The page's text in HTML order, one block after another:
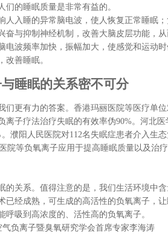
的睡眠质量是非常有益的。
人入睡的异常脑电波，使人恢复正常睡眠
与抑制神经机制，改善大脑皮层功能，从
电波频率加快，振幅加大，使感觉和运动
改善睡眠。
睡眠的关系密不可分
们更有力的答案。香港玛丽医院等医疗单
离子疗法治疗失眠的有效率伪90%。河北
濮阳人民医院对112名失眠症患者介入生
院等负氧离子应用于提高睡眠质量以及治
的关系。值得注意的是，我们生活环境中
已经成熟，可生成的高活性的负氧离子，
吸到高浓度的、活性高的负氧离子。
负离子暨臭氧研究学会首席专家李海涛